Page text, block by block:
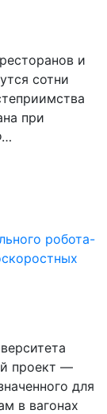
и
сотни
при
робота-
проект —
для
в вагонах